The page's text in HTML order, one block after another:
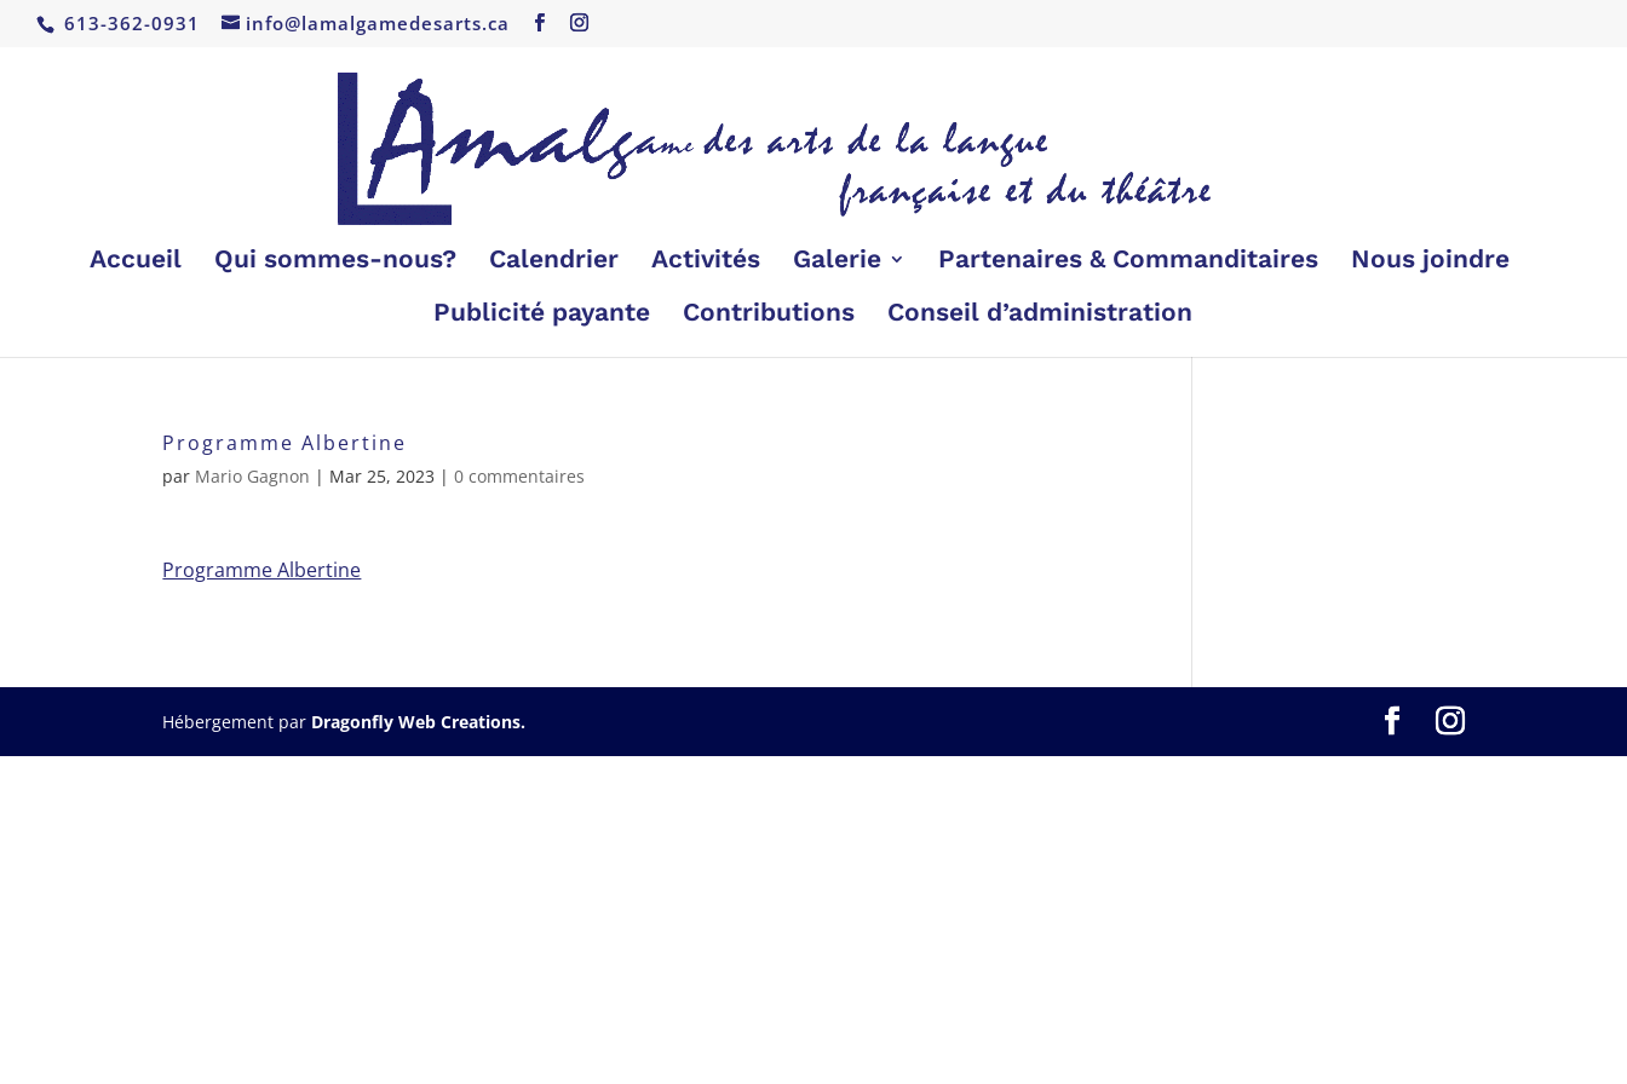
613-362-0931 info@lamalgamedesarts.ca
Accueil Qui sommes-nous? Calendrier Activités Galerie Partenaires & Commanditaires
Nous joindre
Publicité payante
Contributions Conseil d’administration
Programme Albertine
par Mario Gagnon | Mar 25, 2023 |0 commentaires
Programme Albertine
Hébergement par Dragonfly Web Creations.